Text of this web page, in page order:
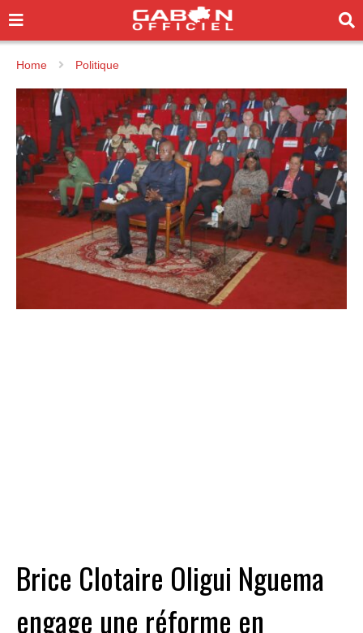
Home Politique
Brice Clotaire Oligui Nguema
engage une réforme en